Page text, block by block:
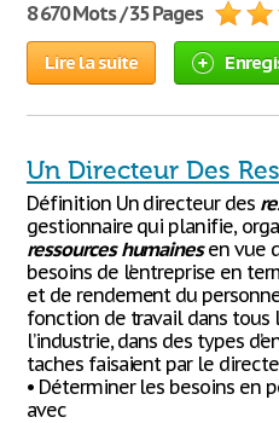
8 670 Mots / 35 Pages
Lire la suite
Un Directeur Des
Définition Un directeur des
gestionnaire qui planifie,
ressources humainesen vue
besoins de l’entreprise en
et de rendement du
fonction de travail dans tous
l’industrie, dans des types
taches faisaient par le
• Déterminer les besoins en
avec